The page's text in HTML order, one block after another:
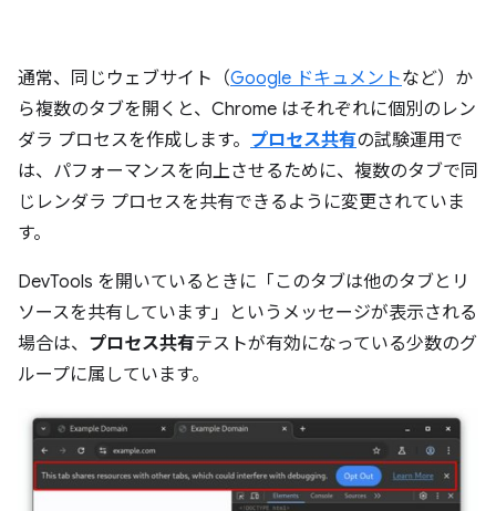
通常、同じウェブサイト（Google ドキュメントなど）か
ら複数のタブを開くと、Chrome はそれぞれに個別のレン
ダラ プロセスを作成します。 プロセス共有の試験運用で
は、パフォーマンスを向上させるために、複数のタブで同
じレンダラ プロセスを共有できるように変更されていま
す。
DevTools を開いているときに「このタブは他のタブとリ
ソースを共有しています」というメッセージが表示される
場合は、 プロセス共有テストが有効になっている少数のグ
ループに属しています。